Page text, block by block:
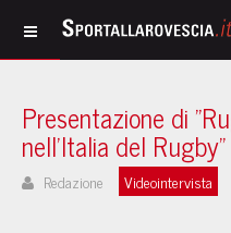
Presentazione di
nell'Italia del
Redazione Videointervista